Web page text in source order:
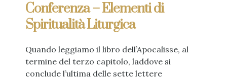
Conferenza – Elementi di
Spiritualità Liturgica
Quando leggiamo il libro dell’Apocalisse, al
termine del terzo capitolo, laddove si
conclude l’ultima delle sette lettere